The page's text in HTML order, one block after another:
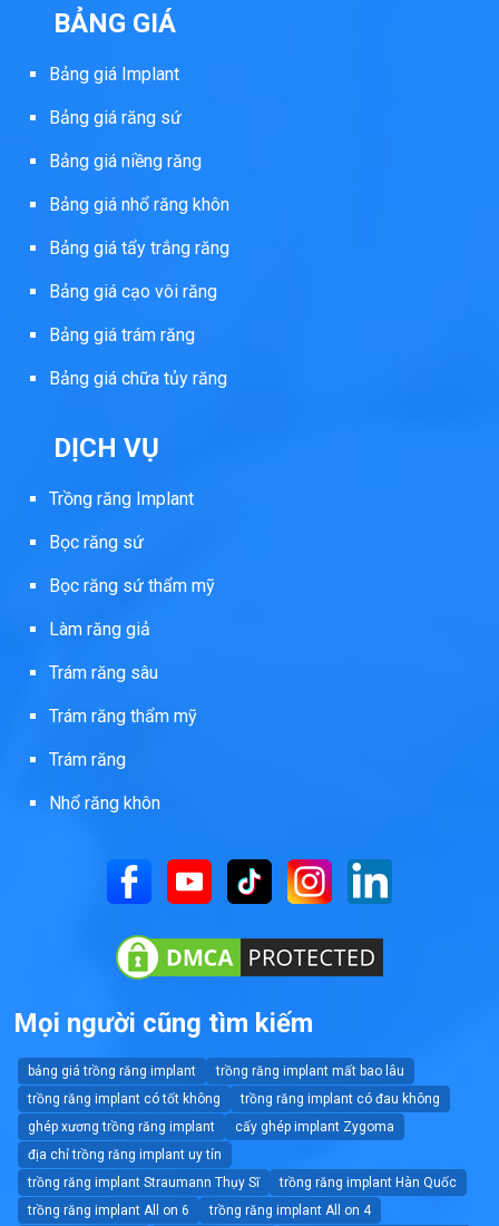
BẢNG GIÁ
Bảng giá Implant
Bảng giá răng sứ
Bảng giá niềng răng
Bảng giá nhổ răng khôn
Bảng giá tẩy trắng răng
Bảng giá cạo vôi răng
Bảng giá trám răng
Bảng giá chữa tủy răng
DỊCH VỤ
Trồng răng Implant
Bọc răng sứ
Bọc răng sứ thẩm mỹ
Làm răng giả
Trám răng sâu
Trám răng thẩm mỹ
Trám răng
Nhổ răng khôn
Mọi người cũng tìm kiếm
bảng giá trồng răng implant
trồng răng implant mất bao lâu
trồng răng implant có tốt không
trồng răng implant có đau không
ghép xương trồng răng implant
cấy ghép implant Zygoma
địa chỉ trồng răng implant uy tín
trồng răng implant Straumann Thụy Sĩ
trồng răng implant Hàn Quốc
trồng răng implant All on 6
trồng răng implant All on 4